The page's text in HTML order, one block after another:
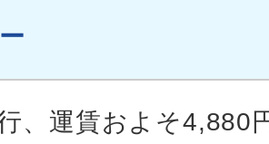
、運賃およそ4,880